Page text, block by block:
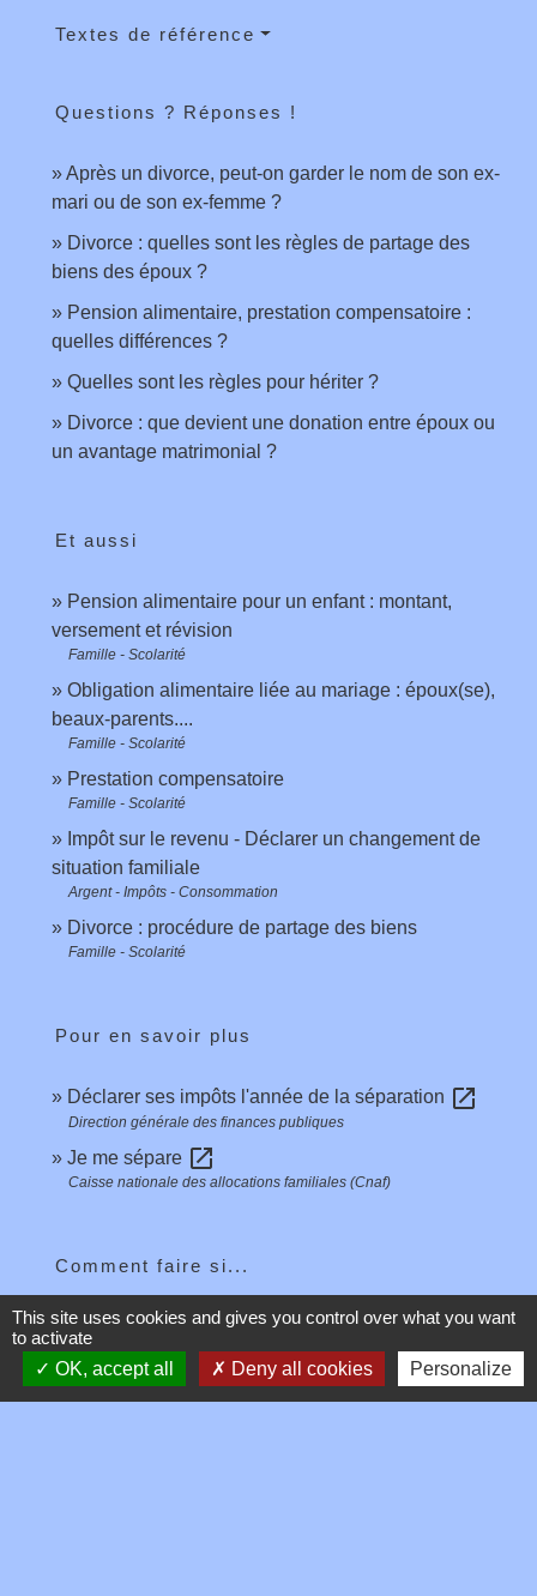
Textes de référence
Questions ? Réponses !
Après un divorce, peut-on garder le nom de son ex-
mari ou de son ex-femme ?
Divorce : quelles sont les règles de partage des
biens des époux ?
Pension alimentaire, prestation compensatoire :
quelles différences ?
Quelles sont les règles pour hériter ?
Divorce : que devient une donation entre époux ou
un avantage matrimonial ?
Et aussi
Pension alimentaire pour un enfant : montant,
versement et révision
Famille - Scolarité
Obligation alimentaire liée au mariage : époux(se),
beaux-parents....
Famille - Scolarité
Prestation compensatoire
Famille - Scolarité
Impôt sur le revenu - Déclarer un changement de
situation familiale
Argent - Impôts - Consommation
Divorce : procédure de partage des biens
Famille - Scolarité
Pour en savoir plus
Déclarer ses impôts l'année de la séparation open_in_new
Direction générale des finances publiques
Je me sépare open_in_new
Caisse nationale des allocations familiales (Cnaf)
Comment faire si...
Je me sépare
Signaler une erreur sur cette page
This site uses cookies and gives you control over what you want
to activate
OK, accept all
Deny all cookies Personalize